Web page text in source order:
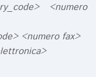
<numero
<numero fax>